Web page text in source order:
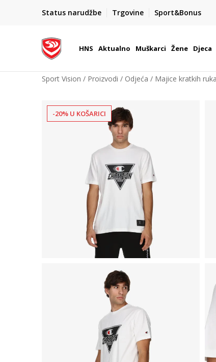
Status narudžbe Trgovine Sport&Bonus
BOX NOW
Dostava 1,50 €
| Više od 800 paketomata u
HNS Aktualno Muškarci Žene Djeca
Sport Vision Proizvodi Odjeća Majice kratkih
-20% U KOŠARICI